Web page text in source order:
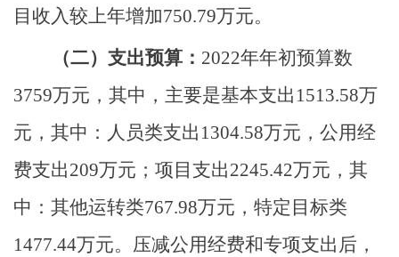
目收入较上年增加750.79万元。
（二）支出预算： 2022年年初预算数
3759万元，其中，主要是基本支出1513.58万
元，其中：人员类支出1304.58万元，公用经
费支出209万元；项目支出2245.42万元，其
中：其他运转类767.98万元，特定目标类
1477.44万元。压减公用经费和专项支出后，